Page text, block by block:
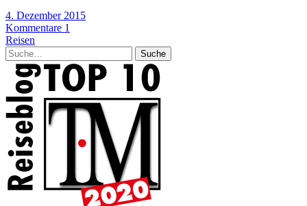
4. Dezember 2015
Kommentare 1
Reisen
Suche